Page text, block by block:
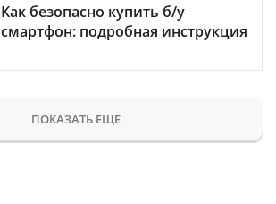
Как безопасно купить б/у
смартфон: подробная инструкция
ПОКАЗАТЬ ЕЩЕ